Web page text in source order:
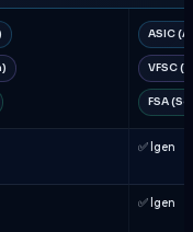
ASIC
VFSC
FSA
✅ Igen
✅ Igen